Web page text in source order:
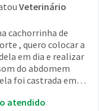
Veterinário
cachorrinha de
, quero colocar a
em dia e realizar
do abdomem
foi castrada em
atendido